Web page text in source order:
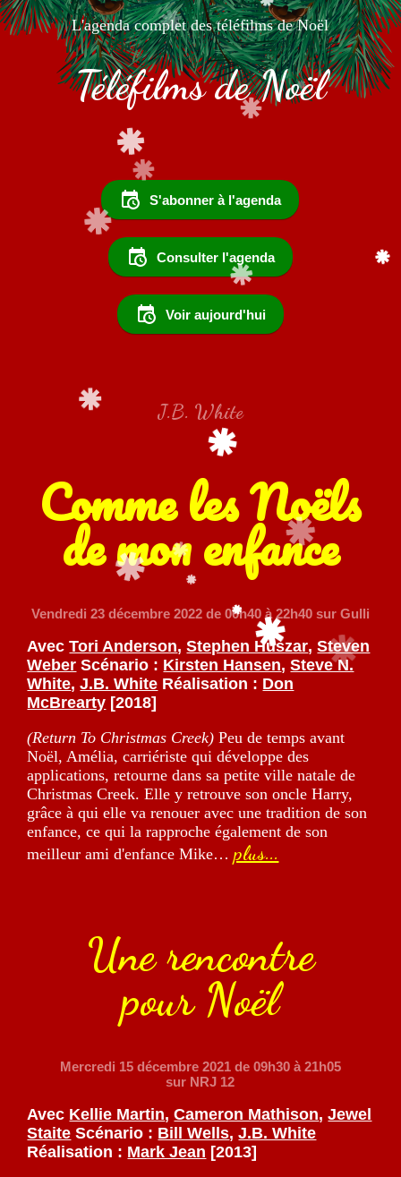
L'agenda complet des téléfilms de Noël
Téléfilms de Noël
S'abonner à l'agenda
Consulter l'agenda
Voir aujourd'hui
J.B. White
Comme les Noëls
de mon enfance
Vendredi 23 décembre 2022de 00h40 à 22h40 sur Gulli
AvecTori Anderson,Stephen Huszar,Steven
Weber Scénario : Kirsten Hansen,Steve N.
White,J.B. White Réalisation : Don
McBrearty [2018]
(Return To Christmas Creek) Peu de temps avant
Noël, Amélia, carriériste qui développe des
applications, retourne dans sa petite ville natale de
Christmas Creek. Elle y retrouve son oncle Harry,
grâce à qui elle va renouer avec une tradition de son
enfance, ce qui la rapproche également de son
meilleur ami d'enfance Mike…plus...
Une rencontre
pour Noël
Mercredi 15 décembre 2021de 09h30 à 21h05
sur NRJ 12
Avec Kellie Martin,Cameron Mathison,Jewel
Staite Scénario : Bill Wells,J.B. White
Réalisation : Mark Jean [2013]